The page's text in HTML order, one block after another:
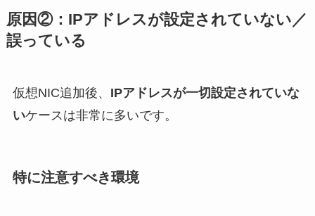
原因②：IPアドレスが設定されていない／
誤っている
仮想NIC追加後、 IPアドレスが一切設定されていな
いケースは非常に多いです。
特に注意すべき環境